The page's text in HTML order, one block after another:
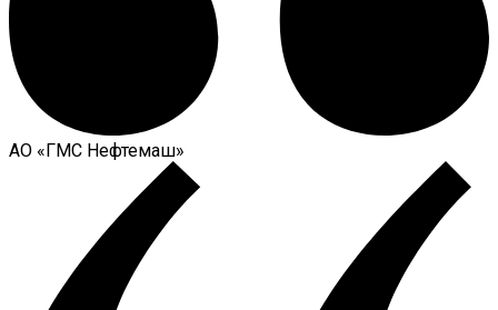
АО «ГМС Нефтемаш»